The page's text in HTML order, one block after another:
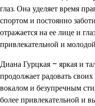
глаз. Она уделяет время
спортом и постоянно
отражается на ее лице и
привлекательной и
Диана Гурцкая – яркая и
продолжает радовать
вокалом и безупречным
более привлекательной и